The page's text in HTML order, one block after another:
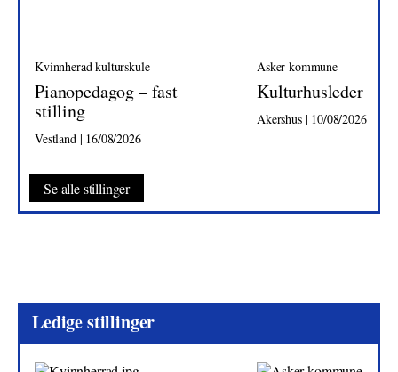
Kvinnherad kulturskule
Pianopedagog – fast
stilling
Vestland | 16/08/2026
Asker kommune
Kulturhusleder
Akershus | 10/08/2026
Se alle stillinger
Ledige stillinger